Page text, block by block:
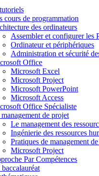
cours de programmation
des ordinateurs
Assembler et configurer les
Ordinateur et périphériques
Administration et sécurité
Office
Microsoft Excel
Microsoft Project
Microsoft PowerPoint
Microsoft Access
Office Spécialiste
de projet
Le management des
Ingénierie des ressources
Pratiques de management
Microsoft Project
Par Compétences